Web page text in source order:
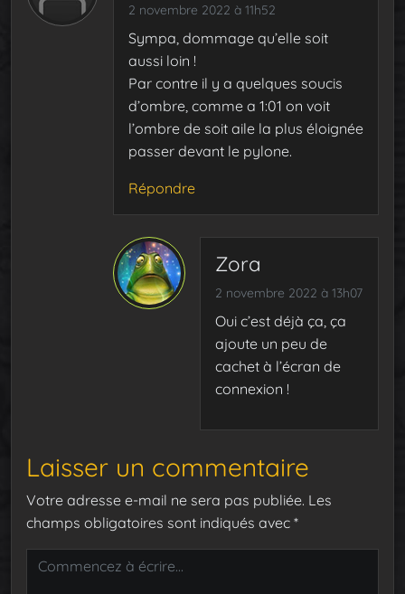
2 novembre 2022 à 11h52
Sympa, dommage qu’elle soit
aussi loin !
Par contre il y a quelques soucis
d’ombre, comme a 1:01 on voit
l’ombre de soit aile la plus éloignée
passer devant le pylone.
Répondre
Zora
2 novembre 2022 à 13h07
Oui c’est déjà ça, ça
ajoute un peu de
cachet à l’écran de
connexion !
Laisser un commentaire
Votre adresse e-mail ne sera pas publiée. Les
champs obligatoires sont indiqués avec *